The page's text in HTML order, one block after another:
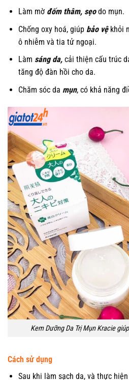
Làm mờ đốm thâm, sẹodo mụn.
Chống oxy hoá, giúp bảo vệ khỏi
ô nhiễm và tia tử ngoại.
Làm sáng da,cải thiện cấu trúc
tăng độ đàn hồi cho da.
Chăm sóc da mụn, có khả năng
Kem Dưỡng Da Trị Mụn Kracie
Cách sử dụng
Sau khi làm sạch da, và thực